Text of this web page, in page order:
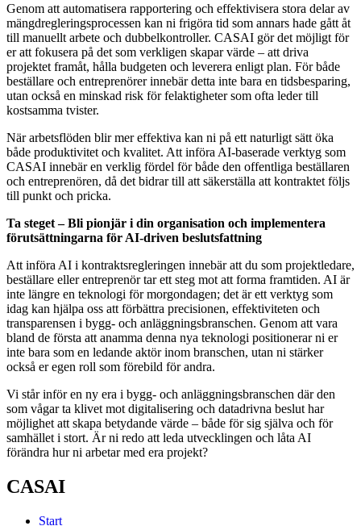
Genom att automatisera rapportering och effektivisera stora delar av
mängdregleringsprocessen kan ni frigöra tid som annars hade gått åt
till manuellt arbete och dubbelkontroller. CASAI gör det möjligt för
er att fokusera på det som verkligen skapar värde – att driva
projektet framåt, hålla budgeten och leverera enligt plan. För både
beställare och entreprenörer innebär detta inte bara en tidsbesparing,
utan också en minskad risk för felaktigheter som ofta leder till
kostsamma tvister.
När arbetsflöden blir mer effektiva kan ni på ett naturligt sätt öka
både produktivitet och kvalitet. Att införa AI-baserade verktyg som
CASAI innebär en verklig fördel för både den offentliga beställaren
och entreprenören, då det bidrar till att säkerställa att kontraktet följs
till punkt och pricka.
Ta steget – Bli pionjär i din organisation och implementera
förutsättningarna för AI-driven beslutsfattning
Att införa AI i kontraktsregleringen innebär att du som projektledare,
beställare eller entreprenör tar ett steg mot att forma framtiden. AI är
inte längre en teknologi för morgondagen; det är ett verktyg som
idag kan hjälpa oss att förbättra precisionen, effektiviteten och
transparensen i bygg- och anläggningsbranschen. Genom att vara
bland de första att anamma denna nya teknologi positionerar ni er
inte bara som en ledande aktör inom branschen, utan ni stärker
också er egen roll som förebild för andra.
Vi står inför en ny era i bygg- och anläggningsbranschen där den
som vågar ta klivet mot digitalisering och datadrivna beslut har
möjlighet att skapa betydande värde – både för sig själva och för
samhället i stort. Är ni redo att leda utvecklingen och låta AI
förändra hur ni arbetar med era projekt?
CASAI
Start